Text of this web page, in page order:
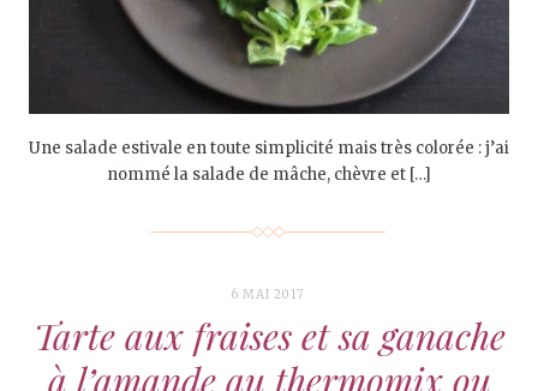
Une salade estivale en toute simplicité mais très colorée : j’ai
nommé la salade de mâche, chèvre et […]
6 MAI 2017
Tarte aux fraises et sa ganache
à l’amande au thermomix ou